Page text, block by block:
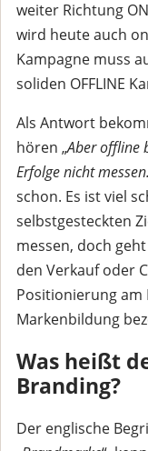
weiter Richtung
wird heute auch
Kampagne muss
soliden OFFLINE
Als Antwort
hören „Aber offline
Erfolge nicht
schon. Es ist viel
selbstgesteckten
messen, doch
den Verkauf oder
Positionierung am
Markenbildung
Was heißt
Branding?
Der englische